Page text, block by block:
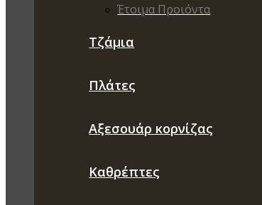
Έτοιμα Προιόντα
Τζάμια
Πλάτες
Αξεσουάρ κορνίζας
Καθρέπτες